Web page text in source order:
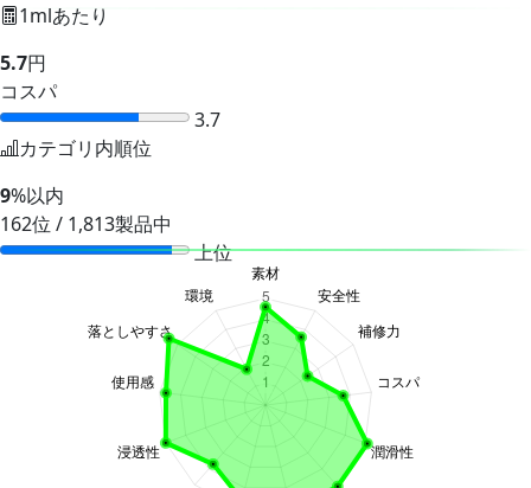
1mlあたり
5.7円
コスパ
3.7
カテゴリ内順位
9%以内
162位 / 1,813製品中
上位